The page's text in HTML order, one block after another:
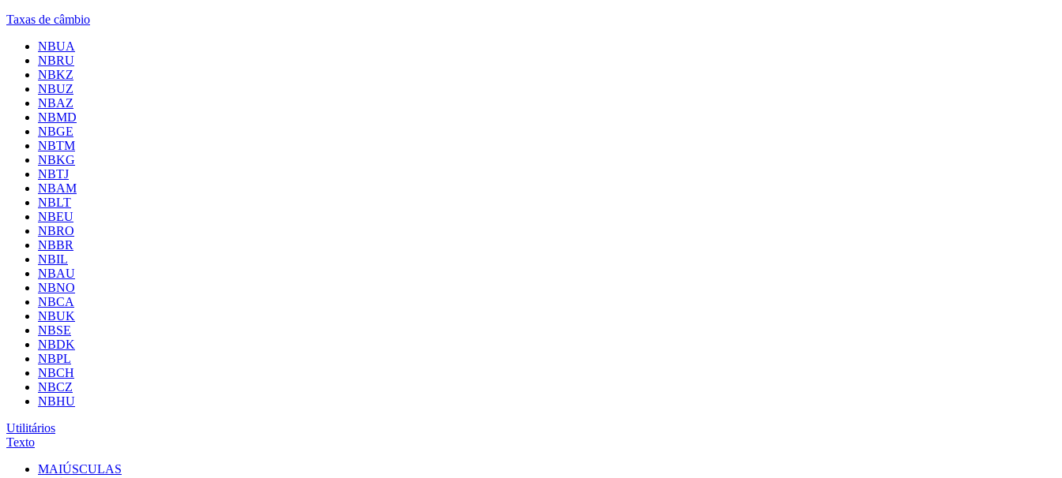
Taxas de câmbio
NBUA
NBRU
NBKZ
NBUZ
NBAZ
NBMD
NBGE
NBTM
NBKG
NBTJ
NBAM
NBLT
NBEU
NBRO
NBBR
NBIL
NBAU
NBNO
NBCA
NBUK
NBSE
NBDK
NBPL
NBCH
NBCZ
NBHU
Utilitários
Texto
MAIÚSCULAS